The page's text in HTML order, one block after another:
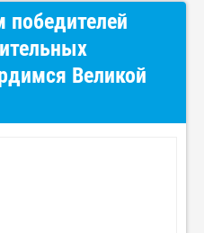
победителей
Великой